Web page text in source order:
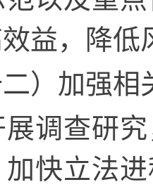
益，降低
二）加强
展调查研
快立法